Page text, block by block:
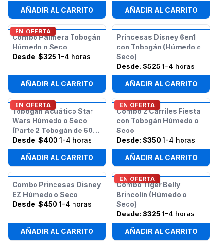
AÑADIR AL CARRITO AÑADIR AL CARRITO
EN OFERTA
Combo Palmera Tobogán
Húmedo o Seco
Desde: $325 1-4 horas
AÑADIR AL CARRITO
Princesas Disney 6en1
con Tobogán (Húmedo o
Seco)
Desde: $525 1-4 horas
AÑADIR AL CARRITO
EN OFERTA
Tobogán Acuático Star
Wars Húmedo o Seco
(Parte 2 Tobogán de 50
pies Obstáculos Star
Wars)
Desde: $400 1-4 horas
AÑADIR AL CARRITO
EN OFERTA
Combo 2 Carriles Fiesta
con Tobogán Húmedo o
Seco
Desde: $350 1-4 horas
AÑADIR AL CARRITO
Combo Princesas Disney
EZ Húmedo o Seco
Desde: $450 1-4 horas
AÑADIR AL CARRITO
EN OFERTA
Combo Tiger Belly
Brincolín (Húmedo o
Seco)
Desde: $325 1-4 horas
AÑADIR AL CARRITO